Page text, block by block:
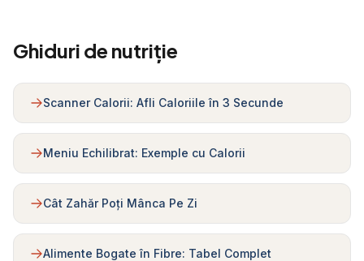
Ghiduri de nutriție
Scanner Calorii: Afli Caloriile în 3 Secunde
Meniu Echilibrat: Exemple cu Calorii
Cât Zahăr Poți Mânca Pe Zi
Alimente Bogate în Fibre: Tabel Complet